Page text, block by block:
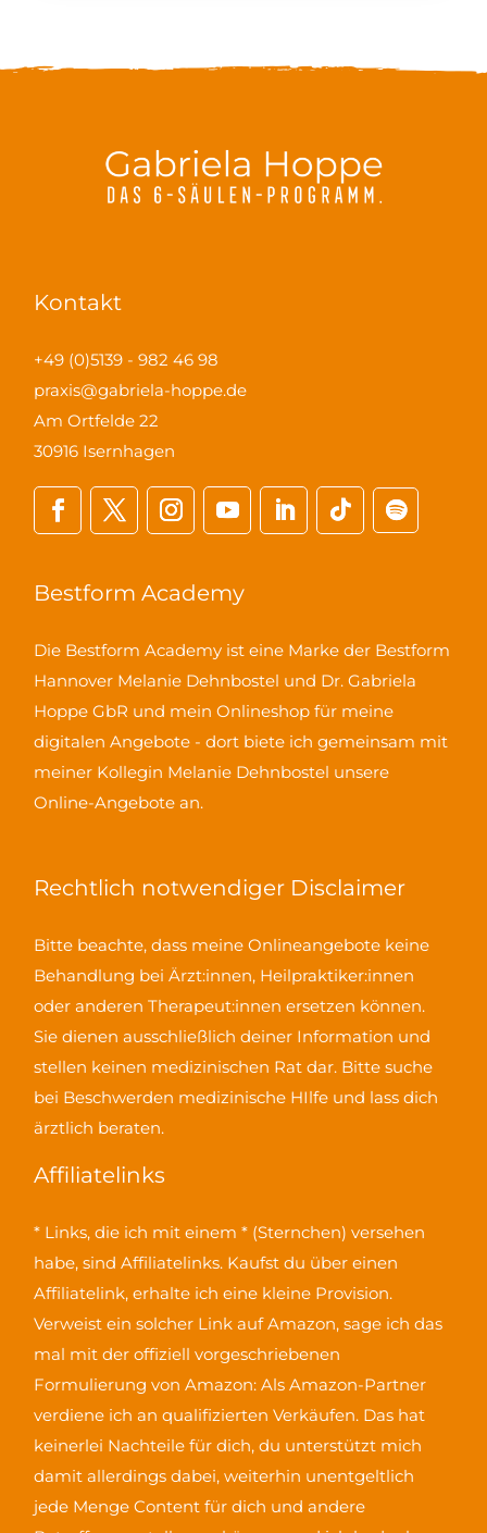
Kontakt
+49 (0)5139 - 982 46 98
praxis@gabriela-hoppe.de
Am Ortfelde 22
30916 Isernhagen
Bestform Academy
Die Bestform Academy ist eine Marke der Bestform
Hannover Melanie Dehnbostel und Dr. Gabriela
Hoppe GbR und mein Onlineshop für meine
digitalen Angebote - dort biete ich gemeinsam mit
meiner Kollegin Melanie Dehnbostel unsere
Online-Angebote an.
Rechtlich notwendiger Disclaimer
Bitte beachte, dass meine Onlineangebote keine
Behandlung bei Ärzt:innen, Heilpraktiker:innen
oder anderen Therapeut:innen ersetzen können.
Sie dienen ausschließlich deiner Information und
stellen keinen medizinischen Rat dar. Bitte suche
bei Beschwerden medizinische HIlfe und lass dich
ärztlich beraten.
Affiliatelinks
* Links, die ich mit einem * (Sternchen) versehen
habe, sind Affiliatelinks. Kaufst du über einen
Affiliatelink, erhalte ich eine kleine Provision.
Verweist ein solcher Link auf Amazon, sage ich das
mal mit der offiziell vorgeschriebenen
Formulierung von Amazon:Als Amazon-Partner
verdiene ich an qualifizierten Verkäufen. Das hat
keinerlei Nachteile für dich, du unterstützt mich
damit allerdings dabei, weiterhin unentgeltlich
jede Menge Content für dich und andere